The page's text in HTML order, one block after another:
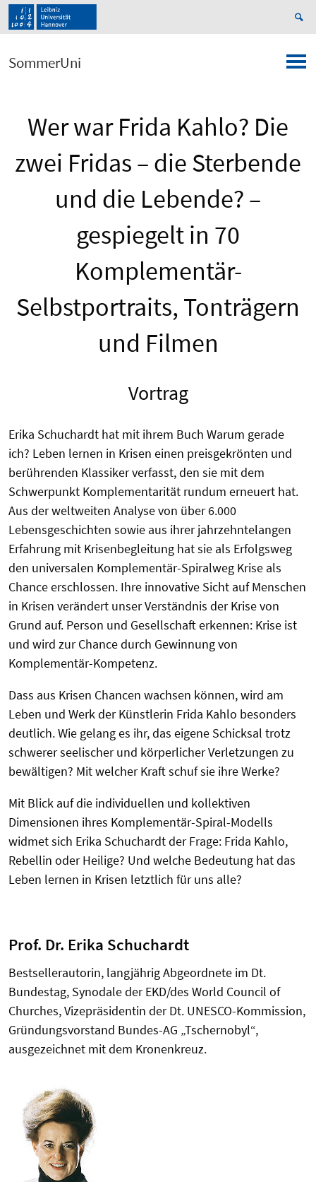
SommerUni
Wer war Frida Kahlo? Die
zwei Fridas – die Sterbende
und die Lebende? –
gespiegelt in 70
Komplementär-
Selbstportraits, Tonträgern
und Filmen
Vortrag
Erika Schuchardt hat mit ihrem Buch Warum gerade
ich? Leben lernen in Krisen einen preisgekrönten und
berührenden Klassiker verfasst, den sie mit dem
Schwerpunkt Komplementarität rundum erneuert hat.
Aus der weltweiten Analyse von über 6.000
Lebensgeschichten sowie aus ihrer jahrzehntelangen
Erfahrung mit Krisenbegleitung hat sie als Erfolgsweg
den universalen Komplementär-Spiralweg Krise als
Chance erschlossen. Ihre innovative Sicht auf Menschen
in Krisen verändert unser Verständnis der Krise von
Grund auf. Person und Gesellschaft erkennen: Krise ist
und wird zur Chance durch Gewinnung von
Komplementär-Kompetenz.
Dass aus Krisen Chancen wachsen können, wird am
Leben und Werk der Künstlerin Frida Kahlo besonders
deutlich. Wie gelang es ihr, das eigene Schicksal trotz
schwerer seelischer und körperlicher Verletzungen zu
bewältigen? Mit welcher Kraft schuf sie ihre Werke?
Mit Blick auf die individuellen und kollektiven
Dimensionen ihres Komplementär-Spiral-Modells
widmet sich Erika Schuchardt der Frage: Frida Kahlo,
Rebellin oder Heilige? Und welche Bedeutung hat das
Leben lernen in Krisen letztlich für uns alle?
Prof. Dr. Erika Schuchardt
Bestsellerautorin, langjährig Abgeordnete im Dt.
Bundestag, Synodale der EKD/des World Council of
Churches, Vizepräsidentin der Dt. UNESCO-Kommission,
Gründungsvorstand Bundes-AG „Tschernobyl“,
ausgezeichnet mit dem Kronenkreuz.